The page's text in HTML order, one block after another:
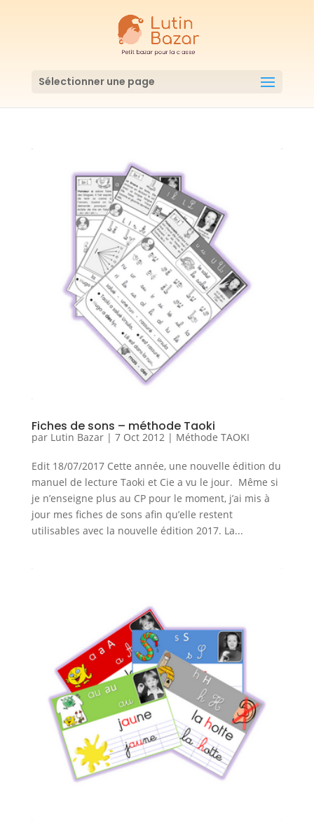
Sélectionner une page
Fiches de sons – méthode Taoki
par Lutin Bazar| 7 Oct 2012| Méthode TAOKI
Edit 18/07/2017 Cette année, une nouvelle édition du
manuel de lecture Taoki et Cie a vu le jour. Même si
je n’enseigne plus au CP pour le moment, j’ai mis à
jour mes fiches de sons afin qu’elle restent
utilisables avec la nouvelle édition 2017. La...